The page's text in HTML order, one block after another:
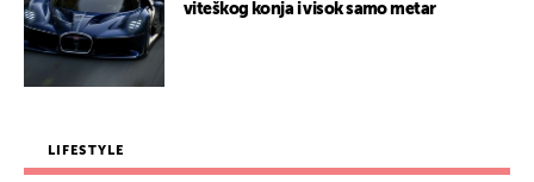
viteškog konja i visok samo metar
LIFESTYLE